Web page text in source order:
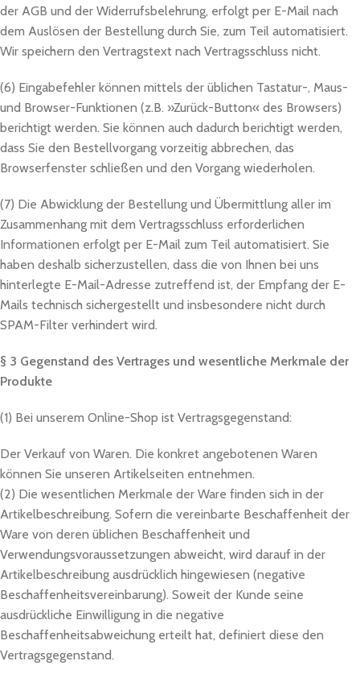
der AGB und der Widerrufsbelehrung, erfolgt per E-Mail nach
dem Auslösen der Bestellung durch Sie, zum Teil automatisiert.
Wir speichern den Vertragstext nach Vertragsschluss nicht.
(6) Eingabefehler können mittels der üblichen Tastatur-, Maus-
und Browser-Funktionen (z.B. »Zurück-Button« des Browsers)
berichtigt werden. Sie können auch dadurch berichtigt werden,
dass Sie den Bestellvorgang vorzeitig abbrechen, das
Browserfenster schließen und den Vorgang wiederholen.
(7) Die Abwicklung der Bestellung und Übermittlung aller im
Zusammenhang mit dem Vertragsschluss erforderlichen
Informationen erfolgt per E-Mail zum Teil automatisiert. Sie
haben deshalb sicherzustellen, dass die von Ihnen bei uns
hinterlegte E-Mail-Adresse zutreffend ist, der Empfang der E-
Mails technisch sichergestellt und insbesondere nicht durch
SPAM-Filter verhindert wird.
§ 3 Gegenstand des Vertrages und wesentliche Merkmale der
Produkte
(1) Bei unserem Online-Shop ist Vertragsgegenstand:
Der Verkauf von Waren. Die konkret angebotenen Waren
können Sie unseren Artikelseiten entnehmen.
(2) Die wesentlichen Merkmale der Ware finden sich in der
Artikelbeschreibung. Sofern die vereinbarte Beschaffenheit der
Ware von deren üblichen Beschaffenheit und
Verwendungsvoraussetzungen abweicht, wird darauf in der
Artikelbeschreibung ausdrücklich hingewiesen (negative
Beschaffenheitsvereinbarung). Soweit der Kunde seine
ausdrückliche Einwilligung in die negative
Beschaffenheitsabweichung erteilt hat, definiert diese den
Vertragsgegenstand.